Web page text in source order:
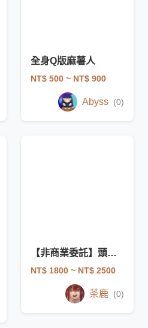
全身Q版麻薯人
NT$ 500 ~ NT$ 900
Abyss (0)
【非商業委託】頭貼用半身圖/全身插圖
NT$ 1800 ~ NT$ 2500
茶鹿 (0)